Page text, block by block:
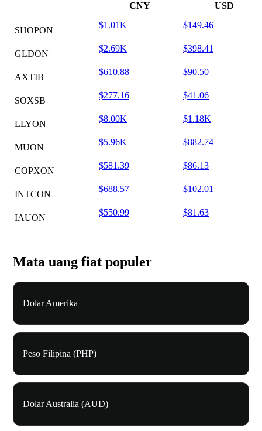
CNY USD
SHOPON
$1.01K $149.46
GLDON
$2.69K $398.41
AXTIB
$610.88 $90.50
SOXSB
$277.16 $41.06
LLYON
$8.00K $1.18K
MUON
$5.96K $882.74
COPXON
$581.39 $86.13
INTCON
$688.57 $102.01
IAUON
$550.99 $81.63
Mata uang fiat populer
Dolar Amerika
Peso Filipina (PHP)
Dolar Australia (AUD)